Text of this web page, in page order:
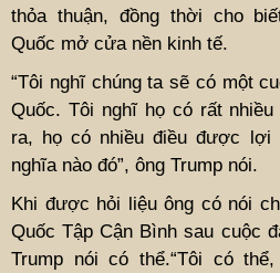
thỏa thuận, đồng thời cho
Quốc mở cửa nền kinh tế.
“Tôi nghĩ chúng ta sẽ có một
Quốc. Tôi nghĩ họ có rất
ra, họ có nhiều điều được lợi
nghĩa nào đó”, ông Trump nói.
Khi được hỏi liệu ông có nói
Quốc Tập Cận Bình sau cuộc
Trump nói có thể.“Tôi có